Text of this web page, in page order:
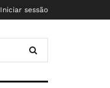
Iniciar sessão